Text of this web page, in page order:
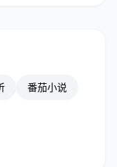
番茄小说